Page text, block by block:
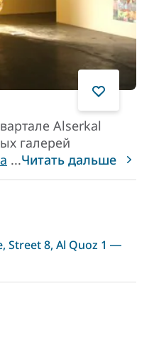
Alserkal
галерей
...Читать дальше
Street 8, Al Quoz 1 ―